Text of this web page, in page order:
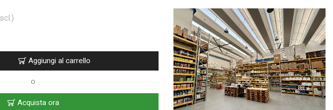
Aggiungi al carrello
O
Acquista ora